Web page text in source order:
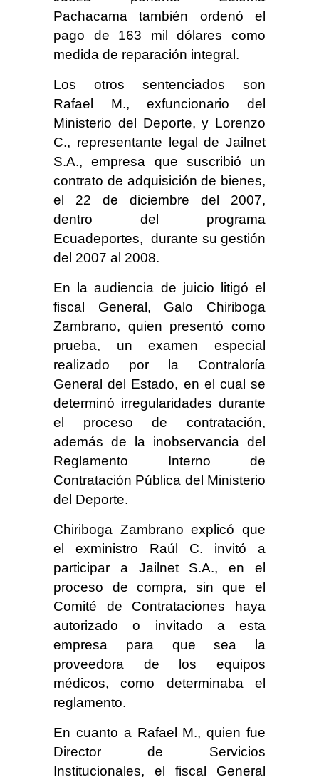
Pachacama también ordenó el
pago de 163 mil dólares como
medida de reparación integral.
Los otros sentenciados son
Rafael M., exfuncionario del
Ministerio del Deporte, y Lorenzo
C., representante legal de Jailnet
S.A., empresa que suscribió un
contrato de adquisición de bienes,
el 22 de diciembre del 2007,
dentro del programa
Ecuadeportes, durante su gestión
del 2007 al 2008.
En la audiencia de juicio litigó el
fiscal General, Galo Chiriboga
Zambrano, quien presentó como
prueba, un examen especial
realizado por la Contraloría
General del Estado, en el cual se
determinó irregularidades durante
el proceso de contratación,
además de la inobservancia del
Reglamento Interno de
Contratación Pública del Ministerio
del Deporte.
Chiriboga Zambrano explicó que
el exministro Raúl C. invitó a
participar a Jailnet S.A., en el
proceso de compra, sin que el
Comité de Contrataciones haya
autorizado o invitado a esta
empresa para que sea la
proveedora de los equipos
médicos, como determinaba el
reglamento.
En cuanto a Rafael M., quien fue
Director de Servicios
Institucionales, el fiscal General